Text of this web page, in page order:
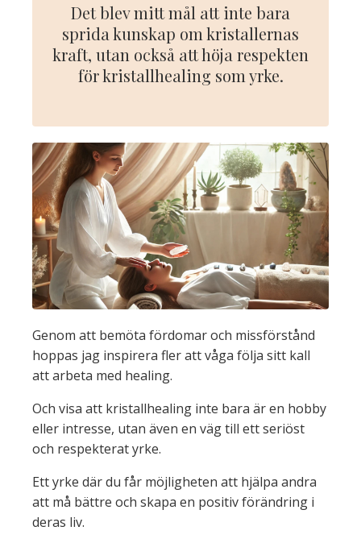
Det blev mitt mål att inte bara
sprida kunskap om kristallernas
kraft, utan också att höja respekten
för kristallhealing som yrke.
Genom att bemöta fördomar och missförstånd
hoppas jag inspirera fler att våga följa sitt kall
att arbeta med healing.
Och visa att kristallhealing inte bara är en hobby
eller intresse, utan även en väg till ett seriöst
och respekterat yrke.
Ett yrke där du får möjligheten att hjälpa andra
att må bättre och skapa en positiv förändring i
deras liv.